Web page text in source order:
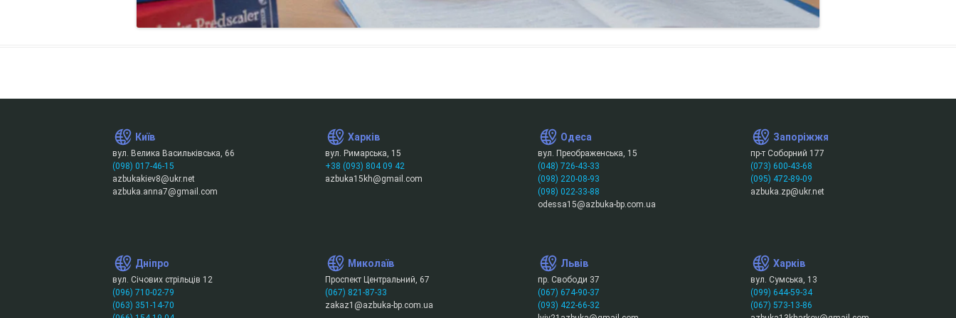
Київ
вул. Велика Васильківська, 66
(098) 017-46-15
azbukakiev8@ukr.net
azbuka.anna7@gmail.com
Харків
вул. Римарська, 15
+38 (093) 804 09 42
azbuka15kh@gmail.com
Одеса
вул. Преображенська, 15
(048) 726-43-33
(098) 220-08-93
(098) 022-33-88
odessa15@azbuka-bp.com.ua
Запоріжжя
пр-т Соборний 177
(073) 600-43-68
(095) 472-89-09
azbuka.zp@ukr.net
Дніпро
вул. Січових стрільців 12
(096) 710-02-79
(063) 351-14-70
Миколаїв
Проспект Центральний, 67
(067) 821-87-33
zakaz1@azbuka-bp.com.ua
Львів
пр. Свободи 37
(067) 674-90-37
(093) 422-66-32
Харків
вул. Сумська, 13
(099) 644-59-34
(067) 573-13-86